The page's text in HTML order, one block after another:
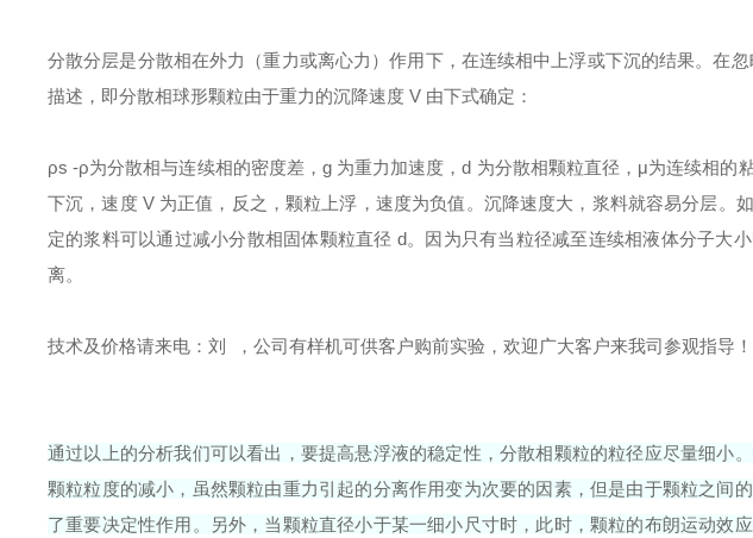
分散分层是分散相在外力（重力或离心力）作用下，在连续相中上浮或下沉的结果。在
描述，即分散相球形颗粒由于重力的沉降速度 V 由下式确定：
ρs -ρ为分散相与连续相的密度差，g 为重力加速度，d 为分散相颗粒直径，μ为连续相的
下沉，速度 V 为正值，反之，颗粒上浮，速度为负值。沉降速度大，浆料就容易分层。
定的浆料可以通过减小分散相固体颗粒直径 d。因为只有当粒径减至连续相液体分子大
离。
技术及价格请来电：刘 ，公司有样机可供客户购前实验，欢迎广大客户来我司参观指导！
通过以上的分析我们可以看出，要提高悬浮液的稳定性，分散相颗粒的粒径应尽量细小
颗粒粒度的减小，虽然颗粒由重力引起的分离作用变为次要的因素，但是由于颗粒之间
了重要决定性作用。另外，当颗粒直径小于某一细小尺寸时，此时，颗粒的布朗运动效